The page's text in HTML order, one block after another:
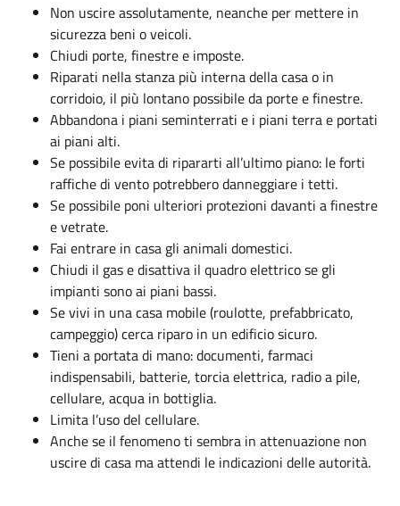
Non uscire assolutamente, neanche per mettere in
sicurezza beni o veicoli.
Chiudi porte, finestre e imposte.
Riparati nella stanza più interna della casa o in
corridoio, il più lontano possibile da porte e finestre.
Abbandona i piani seminterrati e i piani terra e portati
ai piani alti.
Se possibile evita di ripararti all’ultimo piano: le forti
raffiche di vento potrebbero danneggiare i tetti.
Se possibile poni ulteriori protezioni davanti a finestre
e vetrate.
Fai entrare in casa gli animali domestici.
Chiudi il gas e disattiva il quadro elettrico se gli
impianti sono ai piani bassi.
Se vivi in una casa mobile (roulotte, prefabbricato,
campeggio) cerca riparo in un edificio sicuro.
Tieni a portata di mano: documenti, farmaci
indispensabili, batterie, torcia elettrica, radio a pile,
cellulare, acqua in bottiglia.
Limita l’uso del cellulare.
Anche se il fenomeno ti sembra in attenuazione non
uscire di casa ma attendi le indicazioni delle autorità.